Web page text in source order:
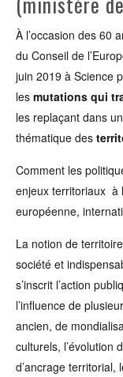
À l’occasion des 60
du Conseil de
juin 2019 à Science
les mutations qui
les replaçant dans
thématique des
Comment les
enjeux territoriaux à
européenne,
La notion de
société et
s’inscrit l’action
l’influence de
ancien, de
culturels, l’évolution
d’ancrage territorial,